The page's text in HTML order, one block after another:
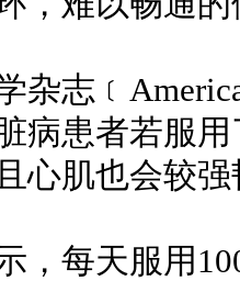
杂志
病患者若服
心肌也会较
，每天服用